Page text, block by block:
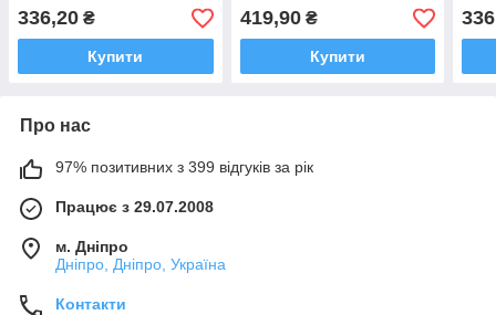
336,20 ₴
Купити
419,90₴
Купити
Про нас
97% позитивних з 399 відгуків за рік
Працює з 29.07.2008
м. Дніпро
Дніпро, Дніпро, Україна
Контакти